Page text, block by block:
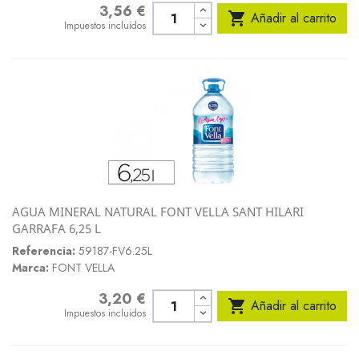
3,56 €
Impuestos incluidos  Añadir al carrito
AGUA MINERAL NATURAL FONT VELLA SANT HILARI
GARRAFA 6,25 L
Referencia: 59187-FV6.25L
Marca: FONT VELLA
3,20 €
Impuestos incluidos  Añadir al carrito